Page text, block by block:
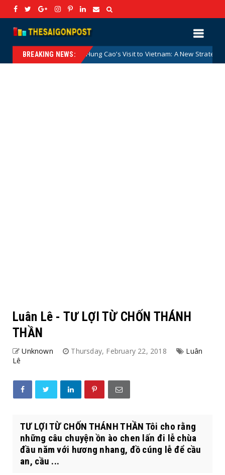
BREAKING NEWS:
Secretary Hung Cao’s Visit to Vietnam: A New Strategic Signal in
Luân Lê - TƯ LỢI TỪ CHỐN THÁNH
THẦN
Unknown Thursday, February 22, 2018
Luân
Lê
TƯ LỢI TỪ CHỐN THÁNH THẦN Tôi cho rằng
những câu chuyện ồn ào chen lấn đi lễ chùa
đầu năm với hương nhang, đồ cúng lễ để cầu
an, cầu ...